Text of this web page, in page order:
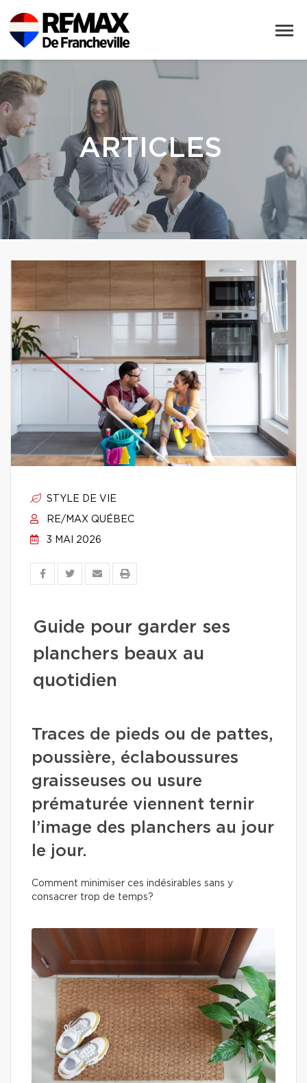
ARTICLES
STYLE DE VIE
RE/MAX QUÉBEC
3 MAI 2026
Guide pour garder ses
planchers beaux au
quotidien
Traces de pieds ou de pattes,
poussière, éclaboussures
graisseuses ou usure
prématurée viennent ternir
l’image des planchers au jour
le jour.
Comment minimiser ces indésirables sans y
consacrer trop de temps?